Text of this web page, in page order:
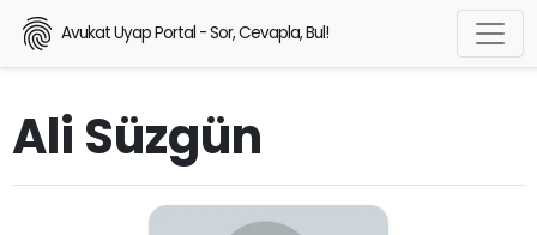
Avukat Uyap Portal - Sor, Cevapla, Bul!
Ali Süzgün